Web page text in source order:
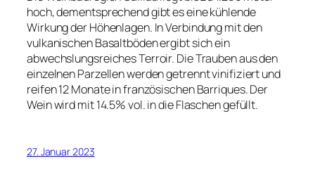
hoch, dementsprechend gibt es eine kühlende
Wirkung der Höhenlagen. In Verbindung mit den
vulkanischen Basaltböden ergibt sich ein
abwechslungsreiches Terroir. Die Trauben aus den
einzelnen Parzellen werden getrennt vinifiziert und
reifen 12 Monate in französischen Barriques. Der
Wein wird mit 14.5% vol. in die Flaschen gefüllt.
27. Januar 2023